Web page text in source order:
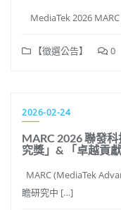
MediaTek 2026
【徵選公告】 0
2026-02-24
MARC 2026 聯發
究獎」& 「卓越貢
MARC (MediaTek
瞻研究中 […]